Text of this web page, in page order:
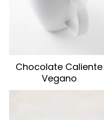
Chocolate Caliente
Vegano